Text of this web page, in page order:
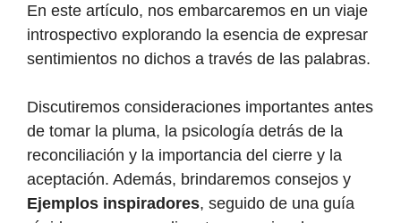
En este artículo, nos embarcaremos en un viaje
introspectivo explorando la esencia de expresar
sentimientos no dichos a través de las palabras.
Discutiremos consideraciones importantes antes
de tomar la pluma, la psicología detrás de la
reconciliación y la importancia del cierre y la
aceptación. Además, brindaremos consejos y
Ejemplos inspiradores, seguido de una guía